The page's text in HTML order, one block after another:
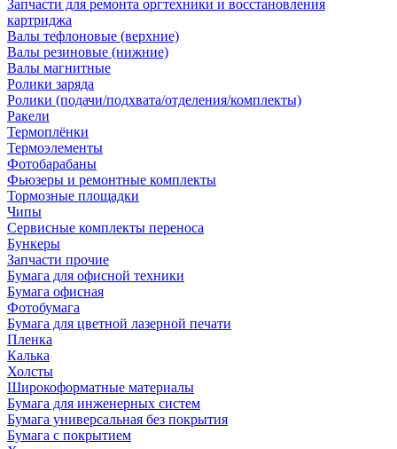
Запчасти для ремонта оргтехники и восстановления
картриджа
Валы тефлоновые (верхние)
Валы резиновые (нижние)
Валы магнитные
Ролики заряда
Ролики (подачи/подхвата/отделения/комплекты)
Ракели
Термоплёнки
Термоэлементы
Фотобарабаны
Фьюзеры и ремонтные комплекты
Тормозные площадки
Чипы
Сервисные комплекты переноса
Бункеры
Запчасти прочие
Бумага для офисной техники
Бумага офисная
Фотобумага
Бумага для цветной лазерной печати
Пленка
Калька
Холсты
Широкоформатные материалы
Бумага для инженерных систем
Бумага универсальная без покрытия
Бумага с покрытием